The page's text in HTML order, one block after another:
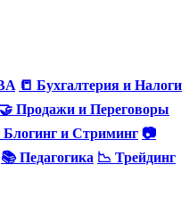
📒 Бухгалтерия и Налоги
🤝 Продажи и Переговоры
Блогинг и Стриминг 📷
📚 Педагогика 📉 Трейдинг